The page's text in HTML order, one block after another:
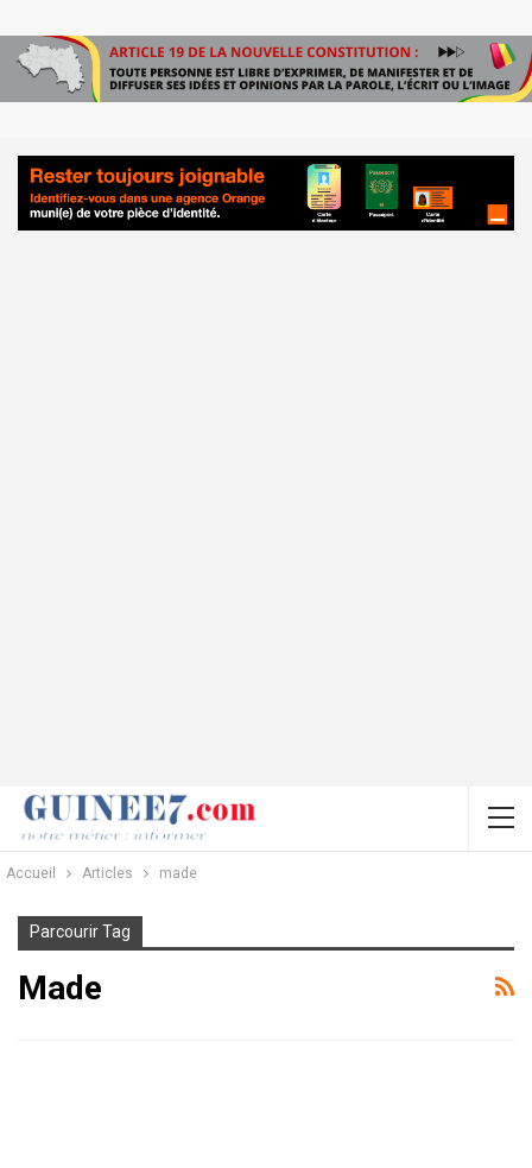
Accueil Articles made
Parcourir Tag
Made